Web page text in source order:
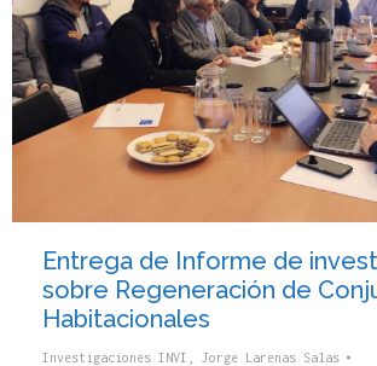
Entrega de Informe de
sobre Regeneración de
Habitacionales
Investigaciones INVI
Jorge Larenas Salas